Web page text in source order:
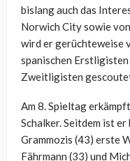
bislang auch das
Norwich City sowie
wird er gerüchteweise
spanischen
Zweitligisten
Am 8. Spieltag
Schalker. Seitdem ist
Grammozis (43) erste
Fährmann (33) und